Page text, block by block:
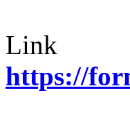
Link
https://